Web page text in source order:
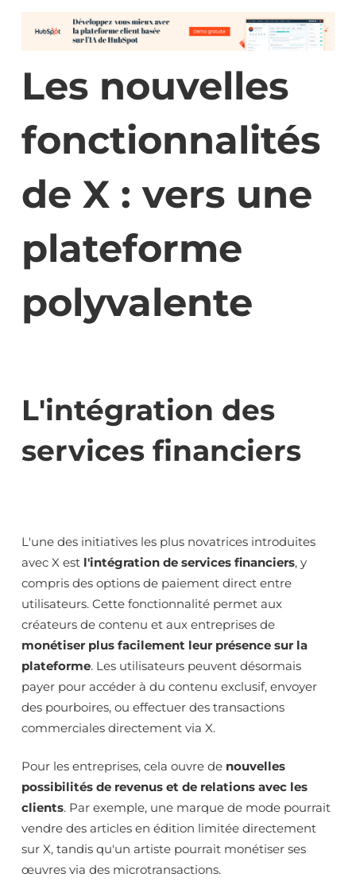
Les nouvelles
fonctionnalités
de X : vers une
plateforme
polyvalente
L'intégration des
services financiers
L'une des initiatives les plus novatrices introduites
avec X est l'intégration de services financiers, y
compris des options de paiement direct entre
utilisateurs. Cette fonctionnalité permet aux
créateurs de contenu et aux entreprises de
monétiser plus facilement leur présence sur la
plateforme. Les utilisateurs peuvent désormais
payer pour accéder à du contenu exclusif, envoyer
des pourboires, ou effectuer des transactions
commerciales directement via X.
Pour les entreprises, cela ouvre de nouvelles
possibilités de revenus et de relations avec les
clients. Par exemple, une marque de mode pourrait
vendre des articles en édition limitée directement
sur X, tandis qu'un artiste pourrait monétiser ses
œuvres via des microtransactions.